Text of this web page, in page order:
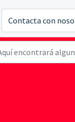
Contacta con